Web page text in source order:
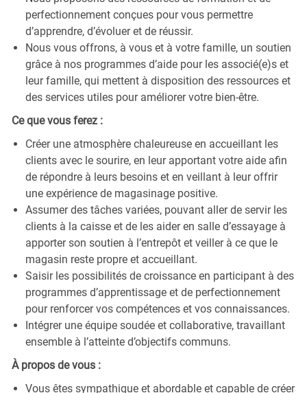
perfectionnement conçues pour vous permettre
d’apprendre, d’évoluer et de réussir.
Nous vous offrons, à vous et à votre famille, un soutien
grâce à nos programmes d’aide pour les associé(e)s et
leur famille, qui mettent à disposition des ressources et
des services utiles pour améliorer votre bien-être.
Ce que vous ferez :
Créer une atmosphère chaleureuse en accueillant les
clients avec le sourire, en leur apportant votre aide afin
de répondre à leurs besoins et en veillant à leur offrir
une expérience de magasinage positive.
Assumer des tâches variées, pouvant aller de servir les
clients à la caisse et de les aider en salle d’essayage à
apporter son soutien à l’entrepôt et veiller à ce que le
magasin reste propre et accueillant.
Saisir les possibilités de croissance en participant à des
programmes d’apprentissage et de perfectionnement
pour renforcer vos compétences et vos connaissances.
Intégrer une équipe soudée et collaborative, travaillant
ensemble à l’atteinte d’objectifs communs.
À propos de vous :
Vous êtes sympathique et abordable et capable de créer